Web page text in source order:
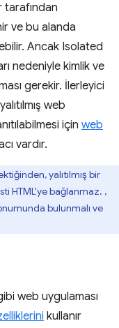
tarafından
ve bu alanda
Ancak Isolated
nedeniyle kimlik ve
gerekir. İlerleyici
web
için web
vardır.
yalıtılmış bir
HTML'ye bağlanmaz. ,
bulunmalı ve
web uygulaması
kullanır